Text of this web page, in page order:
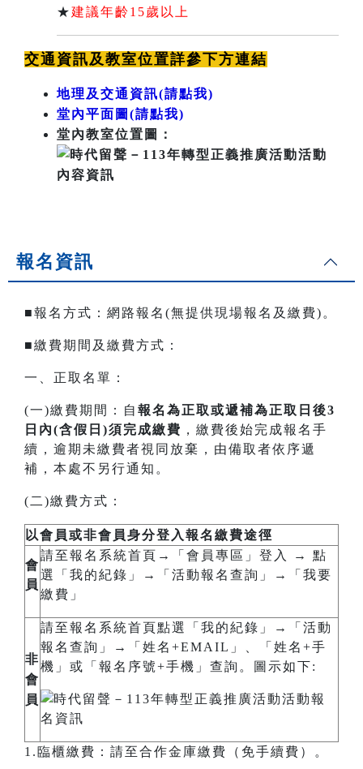
★建議年齡15歲以上
交通資訊及教室位置詳參下方連結
地理及交通資訊(請點我)
堂內平面圖(請點我)
堂內教室位置圖：
報名資訊
■報名方式：網路報名(無提供現場報名及繳費)。
■繳費期間及繳費方式：
一、正取名單：
(一)繳費期間：自 報名為正取或遞補為正取日後3
日內(含假日)須完成繳費 ，繳費後始完成報名手
續，逾期未繳費者視同放棄，由備取者依序遞
補，本處不另行通知。
(二)繳費方式：
以會員或非會員身分登入報名繳費途徑
會
員
請至報名系統首頁→「會員專區」登入 → 點
選「我的紀錄」→「活動報名查詢」→「我要
繳費」
非
會
員
請至報名系統首頁點選「我的紀錄」→「活動
報名查詢」→「姓名+EMAIL」、「姓名+手
機」或「報名序號+手機」查詢。圖示如下:
1.臨櫃繳費：請至合作金庫繳費（免手續費）。